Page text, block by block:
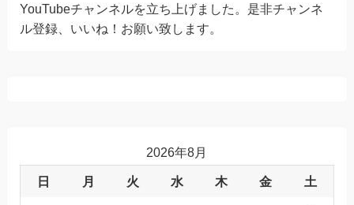
YouTubeチャンネルを立ち上げました。是非チャンネ
ル登録、いいね！お願い致します。
2026年8月
日 月 火 水 木 金 土